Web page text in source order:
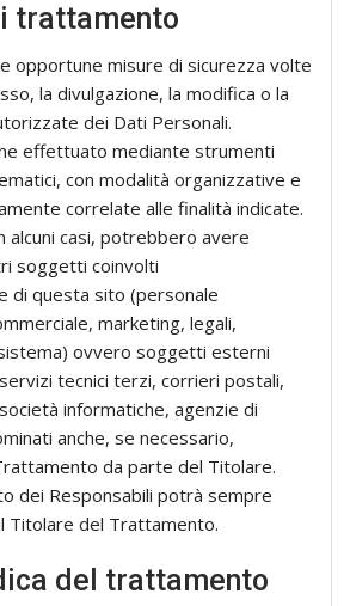
trattamento
opportune misure di sicurezza volte
la divulgazione, la modifica o la
dei Dati Personali.
effettuato mediante strumenti
con modalità organizzative e
correlate alle finalità indicate.
alcuni casi, potrebbero avere
soggetti coinvolti
di questa sito (personale
marketing, legali,
ovvero soggetti esterni
tecnici terzi, corrieri postali,
informatiche, agenzie di
anche, se necessario,
da parte del Titolare.
dei Responsabili potrà sempre
Titolare del Trattamento.
del trattamento